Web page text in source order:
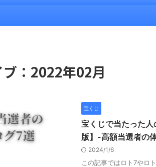
：2022年02月
宝くじ
宝くじで当たった
版】-高額当選者の
2024/1/6
この記事ではロト7やロ